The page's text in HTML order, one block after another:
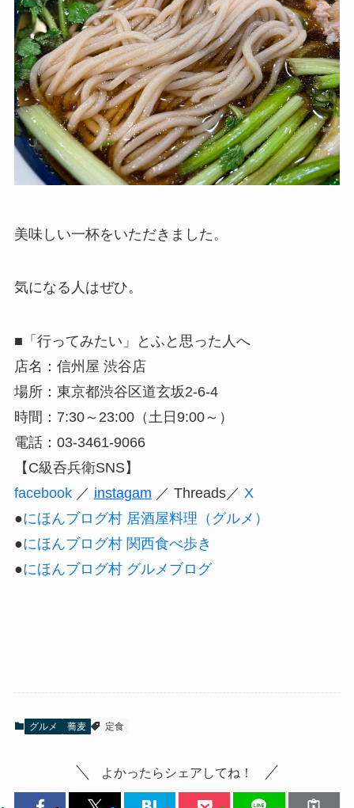
美味しい一杯をいただきました。
気になる人はぜひ。
■「行ってみたい」とふと思った人へ
店名：信州屋 渋谷店
場所：東京都渋谷区道玄坂2-6-4
時間：7:30～23:00（土日9:00～）
電話：03-3461-9066
【C級呑兵衛SNS】
facebook／ instagam ／ Threads／ X
●にほんブログ村 居酒屋料理（グルメ）
●にほんブログ村 関西食べ歩き
●にほんブログ村 グルメブログ
グルメ 蕎麦 定食
よかったらシェアしてね！